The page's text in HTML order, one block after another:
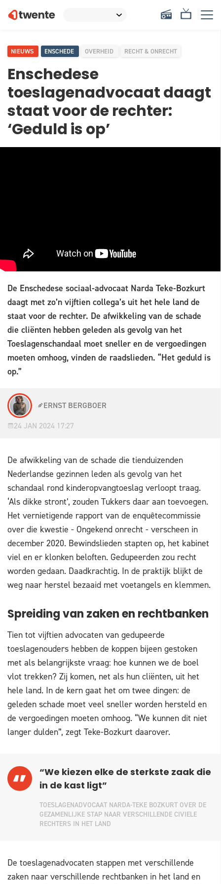
NIEUWS ENSCHEDE OVERHEID RECHT & ONRECHT
Enschedese
toeslagenadvocaat daagt
staat voor de rechter:
‘Geduld is op’
De Enschedese sociaal-advocaat Narda Teke-Bozkurt
daagt met zo’n vijftien collega’s uit het hele land de
staat voor de rechter. De afwikkeling van de schade
die cliënten hebben geleden als gevolg van het
Toeslagenschandaal moet sneller en de vergoedingen
moeten omhoog, vinden de raadslieden. “Het geduld is
op.”
ERNST BERGBOER
24 JAN 2024 17:27
De afwikkeling van de schade die tienduizenden
Nederlandse gezinnen leden als gevolg van het
schandaal rond kinderopvangtoeslag verloopt traag.
‘Als dikke stront’, zouden Tukkers daar aan toevoegen.
Het vernietigende rapport van de enquêtecommissie
over die kwestie - Ongekend onrecht - verscheen in
december 2020. Bewindslieden stapten op, het kabinet
viel en er klonken beloften. Gedupeerden zou recht
worden gedaan. Daadkrachtig. In de praktijk blijkt de
weg naar herstel bezaaid met voetangels en klemmen.
Spreiding van zaken en rechtbanken
Tien tot vijftien advocaten van gedupeerde
toeslagenouders hebben de koppen bijeen gestoken
met als belangrijkste vraag: hoe kunnen we de boel
vlot trekken? Zij komen, net als hun cliënten, uit het
hele land. In de kern gaat het om twee dingen: de
geleden schade moet veel sneller worden hersteld en
de vergoedingen moeten omhoog. “We kunnen dit niet
langer dulden”, zegt Teke-Bozkurt daarover.
“We kiezen elke de sterkste zaak die
in de kast ligt”
TOESLAGENADVOCAAT NARDA-TEKE BOZKURT OVER DE
GEZAMENLIJKE STAP NAAR VERSCHILLENDE CIVIELE
RECHTERS IN HET LAND
De toeslagenadvocaten stappen met verschillende
zaken naar verschillende rechtbanken in het land en